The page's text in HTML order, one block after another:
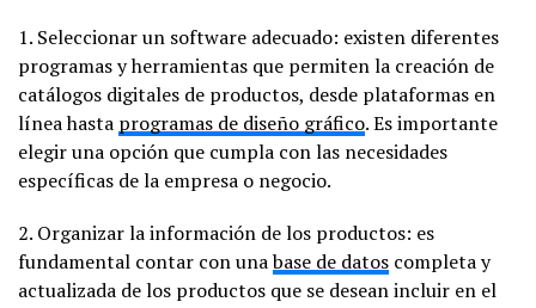
1. Seleccionar un software adecuado: existen diferentes
programas y herramientas que permiten la creación de
catálogos digitales de productos, desde plataformas en
línea hasta programas de diseño gráfico. Es importante
elegir una opción que cumpla con las necesidades
específicas de la empresa o negocio.
2. Organizar la información de los productos: es
fundamental contar con unabase de datos completa y
actualizada de los productos que se desean incluir en el